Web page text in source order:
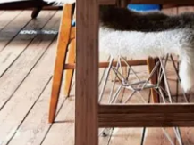
Maison Et Appartement Vintage
Petite Surface
Piscine
Revue De Week End
Tiny